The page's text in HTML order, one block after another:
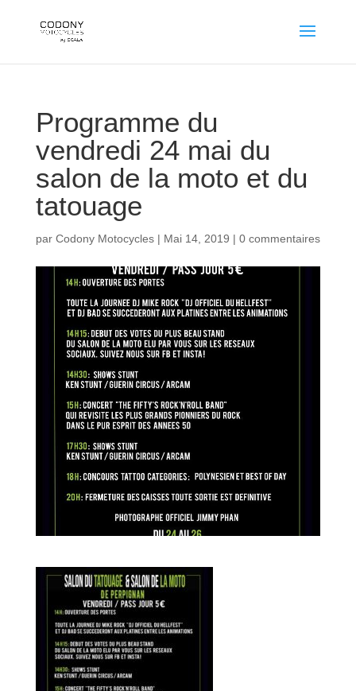
Programme du
vendredi 24 mai du
salon de la moto et du
tatouage
par Codony Motocycles| Mai 14, 2019 | 0 commentaires